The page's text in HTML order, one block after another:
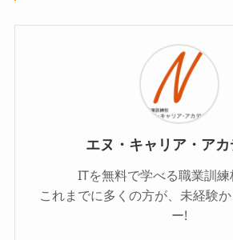
エヌ・キャリア・ア
ITを無料で学べる職業訓練
これまでに多くの方が、未経験
ー!